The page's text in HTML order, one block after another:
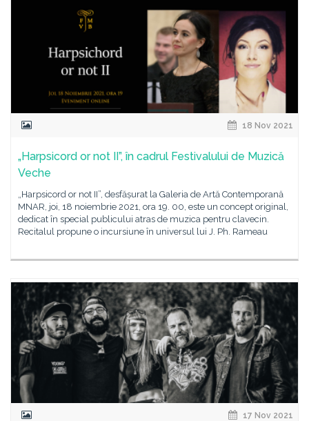
18 Nov 2021
„Harpsicord or not II”, în cadrul Festivalului de Muzică
Veche
„Harpsicord or not II”, desfășurat la Galeria de Artă Contemporană
MNAR, joi, 18 noiembrie 2021, ora 19. 00, este un concept original,
dedicat în special publicului atras de muzica pentru clavecin.
Recitalul propune o incursiune în universul lui J. Ph. Rameau
17 Nov 2021